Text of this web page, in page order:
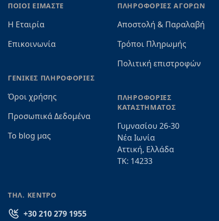
ΠΟΙΟΙ ΕΙΜΑΣΤΕ
Η Εταιρία
Επικοινωνία
ΓΕΝΙΚΕΣ ΠΛΗΡΟΦΟΡΙΕΣ
Όροι χρήσης
Προσωπικά Δεδομένα
Το blog μας
ΠΛΗΡΟΦΟΡΙΕΣ ΑΓΟΡΩΝ
Αποστολή & Παραλαβή
Τρόποι Πληρωμής
Πολιτική επιστροφών
ΠΛΗΡΟΦΟΡΙΕΣ
ΚΑΤΑΣΤΗΜΑΤΟΣ
Γυμνασίου 26-30
Νέα Ιωνία
Αττική, Ελλάδα
ΤΚ: 14233
ΤΗΛ. ΚΕΝΤΡΟ
+30 210 279 1955